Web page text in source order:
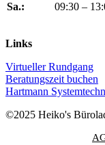
Sa.: 09:30 –
Links
Virtueller Rundgang
Beratungszeit buchen
Hartmann
©2025 Heiko's